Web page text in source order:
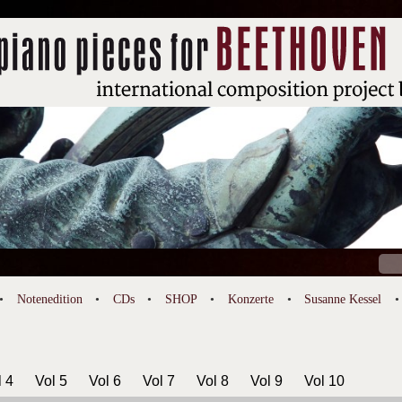
Notenedition CDs SHOP Konzerte Susanne Kessel
4 Vol 5 Vol 6 Vol 7 Vol 8 Vol 9 Vol 10